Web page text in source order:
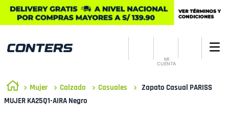
MI
CUENTA
Mujer Calzado Casuales
Zapato Casual PARISS
MUJER KA25Q1-AIRA Negro